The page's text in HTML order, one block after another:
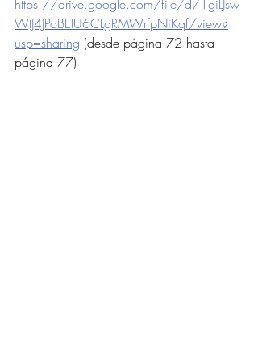
https://drive.google.com/file/d/1giLJsw
WtJ4JPoBEIU6CLgRMWrfpNiKqf/view?
usp=sharing (desde página 72 hasta
página 77)